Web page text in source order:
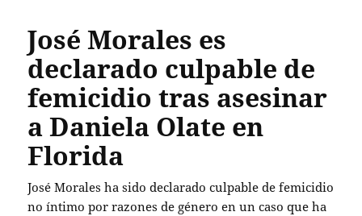
José Morales es
declarado culpable de
femicidio tras asesinar
a Daniela Olate en
Florida
José Morales ha sido declarado culpable de femicidio
no íntimo por razones de género en un caso que ha